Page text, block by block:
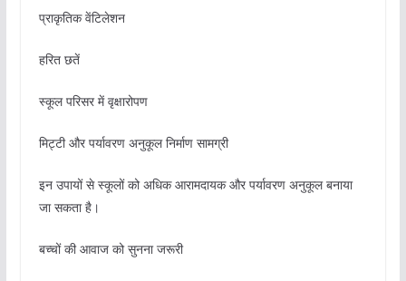
प्राकृतिक वेंटिलेशन
हरित छतें
स्कूल परिसर में वृक्षारोपण
मिट्टी और पर्यावरण अनुकूल निर्माण सामग्री
इन उपायों से स्कूलों को अधिक आरामदायक और पर्यावरण अनुकूल बनाया
जा सकता है।
बच्चों की आवाज को सुनना जरूरी